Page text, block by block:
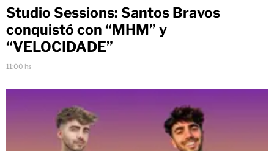
Studio Sessions: Santos Bravos
conquistó con “MHM” y
“VELOCIDADE”
11:00 hs